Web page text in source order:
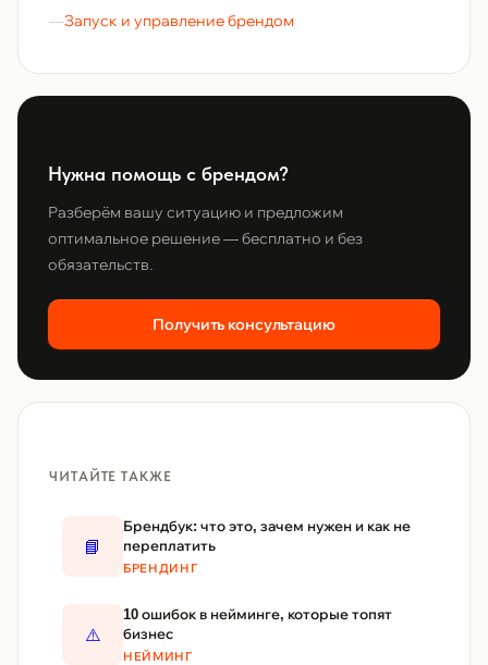
Запуск и управление брендом
Нужна помощь с брендом?
Разберём вашу ситуацию и предложим
оптимальное решение — бесплатно и без
обязательств.
Получить консультацию
ЧИТАЙТЕ ТАКЖЕ
📘
Брендбук: что это, зачем нужен и как не
переплатить
БРЕНДИНГ
⚠️
10 ошибок в нейминге, которые топят
бизнес
НЕЙМИНГ